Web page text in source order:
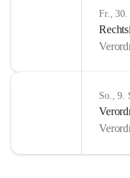
Fr., 30.
So., 9.